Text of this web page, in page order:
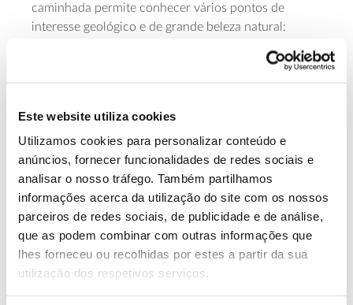
Este website utiliza cookies
Utilizamos cookies para personalizar conteúdo e
anúncios, fornecer funcionalidades de redes sociais e
analisar o nosso tráfego. Também partilhamos
informações acerca da utilização do site com os nossos
parceiros de redes sociais, de publicidade e de análise,
que as podem combinar com outras informações que
lhes forneceu ou recolhidas por estes a partir da sua
utilização dos respetivos serviços.
caminhada permite conhecer vários pontos de
interesse geológico e de grande beleza natural:
Salto, Vau e Falha de Espiunca. O ponto de encontro
está marcado para a zona de Recreio e Lazer do
própria, no final do percurso). As inscrições devem
ser feitas até dia 2 de outubro e a participação tem
um valor de 10 euros.
Saber mais
13.07.2026